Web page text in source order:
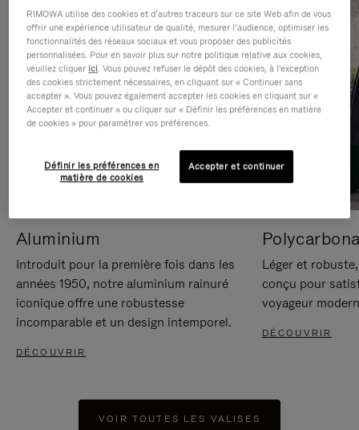
Aluminium
Introduit pour la première fois dans les
années 1950, notre aluminium rainuré
iconique offre une robustesse
incomparable et un design intemporel.
DÉCOUVRIR
Léger et
conçu pour
voyageur
DÉCOUVRIR
VOIR TOUTES LES VALISES
RIMOWA utilise des cookies et d’autres traceurs sur ce site Web afin de vous
offrir une expérience utilisateur de qualité, mesurer l’audience, optimiser les
fonctionnalités des réseaux sociaux et vous proposer des publicités
personnalisées. Pour en savoir plus sur notre politique relative aux cookies,
veuillez cliquer ici. Vous pouvez refuser le dépôt des cookies, à l'exception
des cookies strictement nécessaires, en cliquant sur « Continuer sans
accepter ». Vous pouvez également accepter les cookies en cliquant sur «
Accepter et continuer » ou cliquer sur « Définir les préférences en matière
de cookies » pour paramétrer vos préférences.
Définir les préférences en
matière de cookies
Accepter et continuer